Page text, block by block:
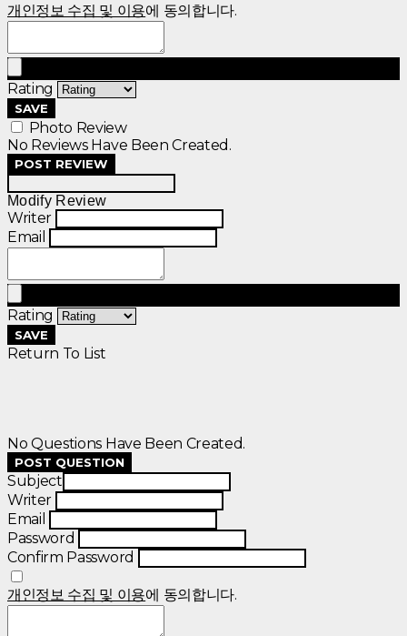
개인정보 수집 및 이용에 동의합니다.
Rating
SAVE
Photo Review
No Reviews Have Been Created.
POST REVIEW
Modify Review
Writer
Email
Rating
SAVE
Return To List
No Questions Have Been Created.
POST QUESTION
Subject
Writer
Email
Password
Confirm Password
개인정보 수집 및 이용에 동의합니다.